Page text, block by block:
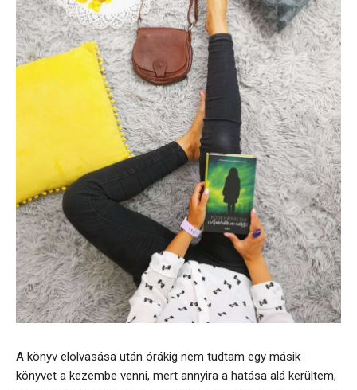
A könyv elolvasása után órákig nem tudtam egy másik
könyvet a kezembe venni, mert annyira a hatása alá kerültem,